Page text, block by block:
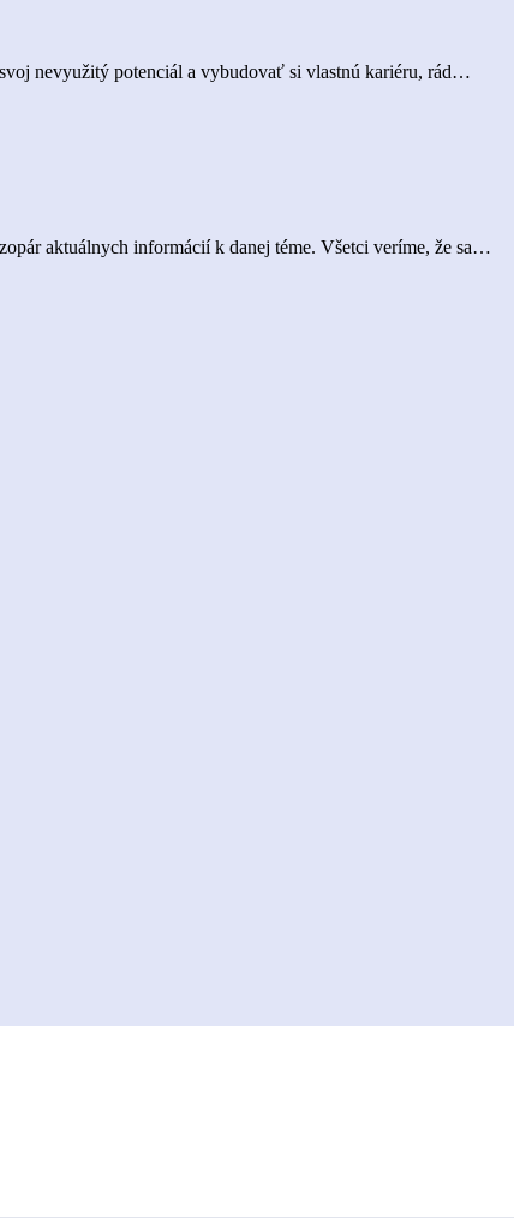
nevyužitý potenciál a vybudovať si vlastnú kariéru, rád…
aktuálnych informácií k danej téme. Všetci veríme, že sa…